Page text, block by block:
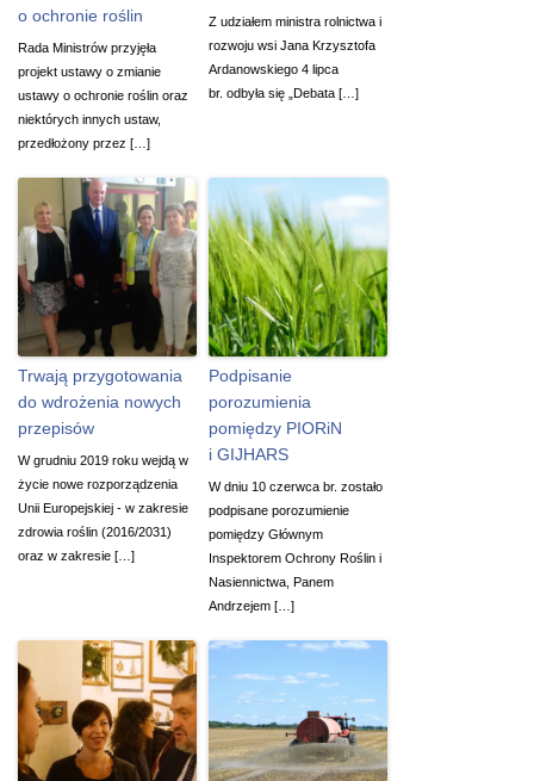
o ochronie roślin
Rada Ministrów przyjęła
projekt ustawy o zmianie
ustawy o ochronie roślin oraz
niektórych innych ustaw,
przedłożony przez […]
Z udziałem ministra rolnictwa i
rozwoju wsi Jana Krzysztofa
Ardanowskiego 4 lipca
br. odbyła się „Debata […]
Trwają przygotowania
do wdrożenia nowych
przepisów
W grudniu 2019 roku wejdą w
życie nowe rozporządzenia
Unii Europejskiej - w zakresie
zdrowia roślin (2016/2031)
oraz w zakresie […]
Podpisanie
porozumienia
pomiędzy PIORiN
i GIJHARS
W dniu 10 czerwca br. zostało
podpisane porozumienie
pomiędzy Głównym
Inspektorem Ochrony Roślin i
Nasiennictwa, Panem
Andrzejem […]